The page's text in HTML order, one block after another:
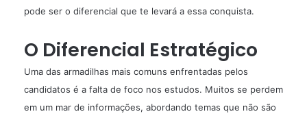
pode ser o diferencial que te levará a essa conquista.
O Diferencial Estratégico
Uma das armadilhas mais comuns enfrentadas pelos
candidatos é a falta de foco nos estudos. Muitos se perdem
em um mar de informações, abordando temas que não são